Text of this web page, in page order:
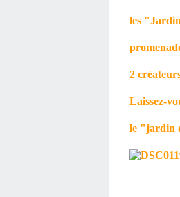
les
2
Laissez-
le "jardin